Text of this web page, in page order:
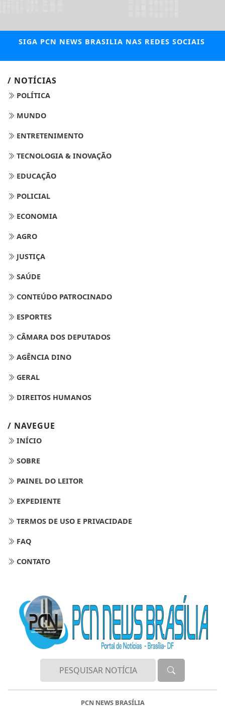
SIGA PCN NEWS BRASILIA NAS REDES SOCIAIS
/ NOTÍCIAS
POLÍTICA
MUNDO
ENTRETENIMENTO
TECNOLOGIA & INOVAÇÃO
EDUCAÇÃO
POLICIAL
ECONOMIA
AGRO
JUSTIÇA
SAÚDE
CONTEÚDO PATROCINADO
ESPORTES
CÂMARA DOS DEPUTADOS
AGÊNCIA DINO
GERAL
DIREITOS HUMANOS
/ NAVEGUE
INÍCIO
SOBRE
PAINEL DO LEITOR
EXPEDIENTE
TERMOS DE USO E PRIVACIDADE
FAQ
CONTATO
PCN NEWS BRASÍLIA